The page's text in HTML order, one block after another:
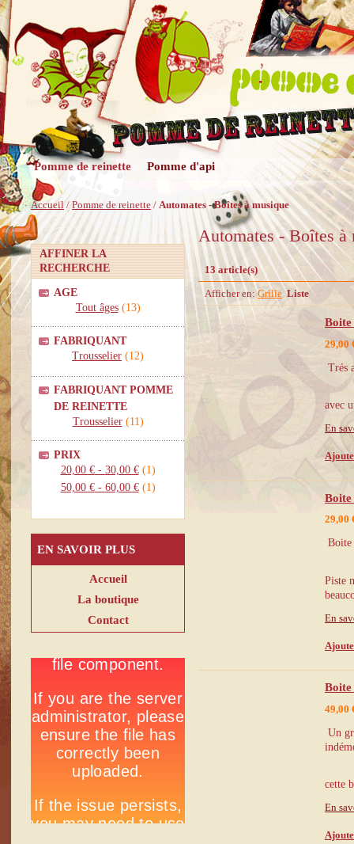
Pomme de reinette Pomme d'api
Accueil /Pomme de reinette / Automates - Boîtes à musique
AFFINER LA
RECHERCHE
AGE
Tout âges(13)
FABRIQUANT
Trousselier (12)
FABRIQUANT POMME
DE REINETTE
Trousselier(11)
PRIX
20,00 €- 30,00 €(1)
50,00 €- 60,00 €(1)
EN SAVOIR PLUS
Accueil
La boutique
Contact
Automates - Boîtes à
13 article(s)
Afficher en:Grille Liste
Boite
29,00
Trés
avec
En
Boite
29,00
Boite
Piste
En
Boite
49,00
Un
cette
En